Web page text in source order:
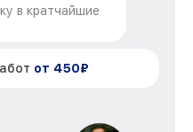
в кратчайшие
от 450₽